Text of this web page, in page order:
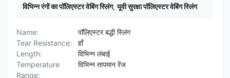
विभिन्न रंगों का पॉलिएस्टर वेबिंग स्लिंग,यूवी सुरक्षा पॉलिएस्टर वेबिंग स्लिंग
Name:
पॉलिएस्टर बद्धी स्लिंग
Tear Resistance:
हाँ
Length:
विभिन्न लंबाई
Temperature
Range:
विभिन्न तापमान रेंज